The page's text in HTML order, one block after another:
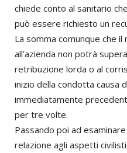
chiede conto al sanitario
può essere richiesto un
La somma comunque che
all’azienda non potrà
retribuzione lorda o al
inizio della condotta causa
immediatamente
per tre volte.
Passando poi ad
relazione agli aspetti